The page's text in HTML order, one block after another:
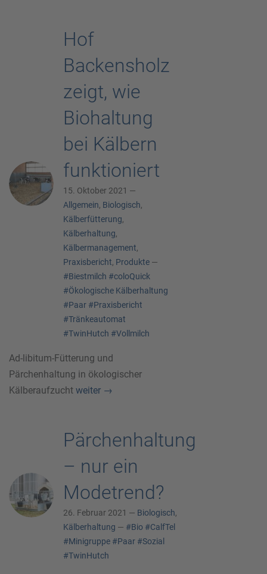
Hof
Backensholz
zeigt, wie
Biohaltung
bei Kälbern
funktioniert
15. Oktober 2021 —
Allgemein, Biologisch,
Kälberfütterung,
Kälberhaltung,
Kälbermanagement,
Praxisbericht, Produkte —
#Biestmilch #coloQuick
#Ökologische Kälberhaltung
#Paar #Praxisbericht
#Tränkeautomat
#TwinHutch #Vollmilch
Ad-libitum-Fütterung und
Pärchenhaltung in ökologischer
Kälberaufzucht weiter →
Pärchenhaltung
– nur ein
Modetrend?
26. Februar 2021 — Biologisch,
Kälberhaltung — #Bio #CalfTel
#Minigruppe #Paar #Sozial
#TwinHutch